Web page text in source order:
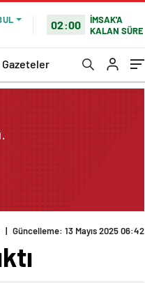
02:00
İMSAK'A
KALAN SÜRE
Gazeteler
| Güncelleme: 13 Mayıs 2025 06:42